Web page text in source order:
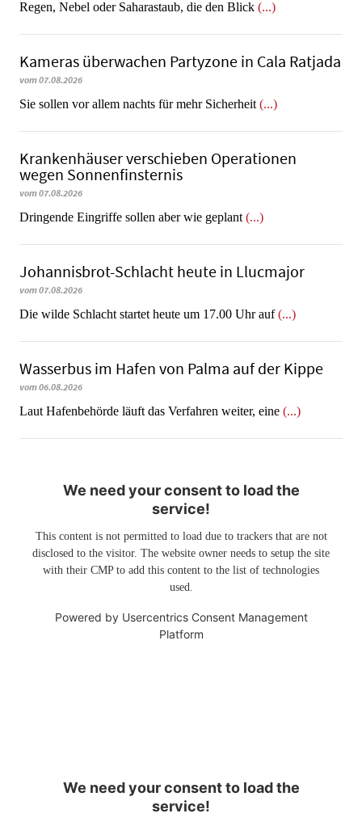
Regen, Nebel oder Saharastaub, die den Blick (...)
Kameras überwachen Partyzone in Cala Ratjada
vom 07.08.2026
Sie sollen vor allem nachts für mehr Sicherheit (...)
Krankenhäuser verschieben Operationen
wegen Sonnenfinsternis
vom 07.08.2026
Dringende Eingriffe sollen aber wie geplant (...)
Johannisbrot-Schlacht heute in Llucmajor
vom 07.08.2026
Die wilde Schlacht startet heute um 17.00 Uhr auf(...)
Wasserbus im Hafen von Palma auf der Kippe
vom 06.08.2026
Laut Hafenbehörde läuft das Verfahren weiter, eine (...)
We need your consent to load the
service!
This content is not permitted to load due to trackers that are not
disclosed to the visitor. The website owner needs to setup the site
with their CMP to add this content to the list of technologies
used.
Powered by Usercentrics Consent Management
Platform
We need your consent to load the
service!